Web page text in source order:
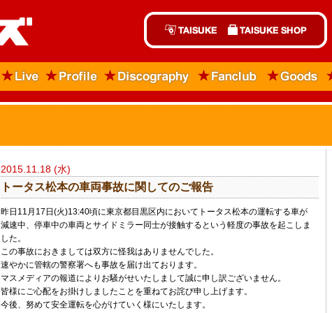
2015.11.18 (水)
トータス松本の車両事故に関してのご報告
昨日11月17日(火)13:40頃に東京都目黒区内においてトータス松本の運転する車が
減速中、停車中の車両とサイドミラー同士が接触するという軽度の事故を起こしま
した。
この事故におきましては双方に怪我はありませんでした。
速やかに管轄の警察署へも事故を届け出ております。
マスメディアの報道によりお騒がせいたしまして誠に申し訳ございません。
皆様にご心配をお掛けしましたことを重ねてお詫び申し上げます。
今後、努めて安全運転を心がけていく様にいたします。